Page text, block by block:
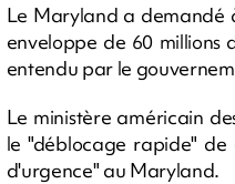
Le Maryland a demandé
enveloppe de 60
entendu par le
Le ministère américain
le "déblocage rapide"
d'urgence" au Maryland.